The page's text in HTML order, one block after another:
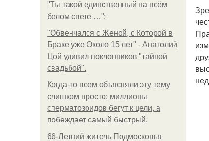
"Ты такой единственный на всём
белом свете …":
"Обвенчался с Женой, с Которой в
Браке уже Около 15 лет" - Анатолий
Цой удивил поклонников "тайной
свадьбой".
Когда-то всем объясняли эту тему
слишком просто: миллионы
сперматозоидов бегут к цели, а
побеждает самый быстрый.
66-Летний житель Подмосковья